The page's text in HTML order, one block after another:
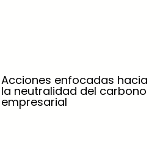
Acciones enfocadas hacia
la neutralidad del carbono
empresarial